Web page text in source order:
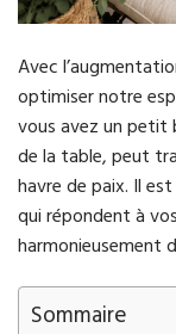
Avec
optimiser notre
vous avez un petit
de la table, peut
havre de paix. Il
qui répondent à
harmonieusement
Sommaire